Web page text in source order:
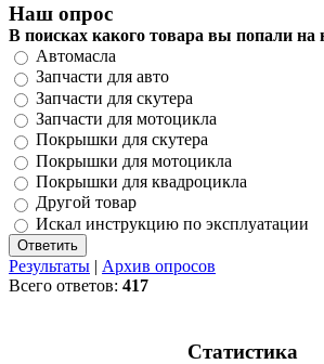
Наш опрос
В поисках какого товара вы попали на
Автомасла
Запчасти для авто
Запчасти для скутера
Запчасти для мотоцикла
Покрышки для скутера
Покрышки для мотоцикла
Покрышки для квадроцикла
Другой товар
Искал инструкцию по эксплуатации
Результаты | Архив опросов
Всего ответов: 417
Статистика